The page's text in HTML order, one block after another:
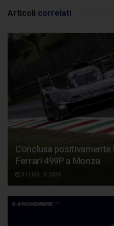
Articoli correlati
Conclusa positivamente
Ferrari 499P a Monza
31 LUGLIO 2026